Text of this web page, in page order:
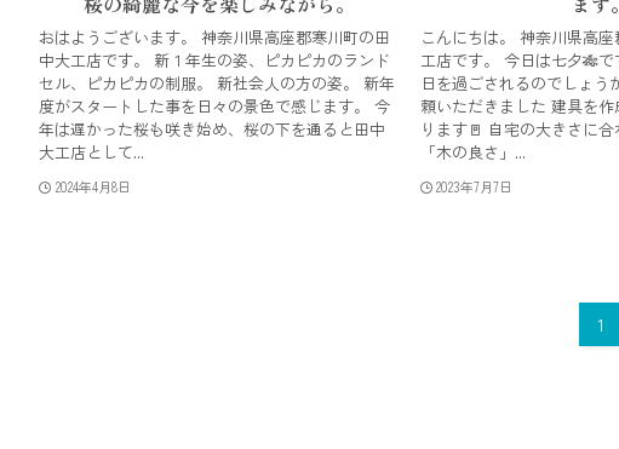
おはようございます。 神奈川県高座郡寒川町の田
中大工店です。 新１年生の姿、ピカピカのランド
セル、ピカピカの制服。 新社会人の方の姿。 新年
度がスタートした事を日々の景色で感じます。 今
年は遅かった桜も咲き始め、桜の下を通ると田中
大工店として...
2024年4月8日
こんにちは。 神奈川県高
工店です。 今日は七夕🎋で
日を過ごされるのでしょう
頼いただきました 建具を
ります🚪 自宅の大きさに
「木の良さ」...
2023年7月7日
1